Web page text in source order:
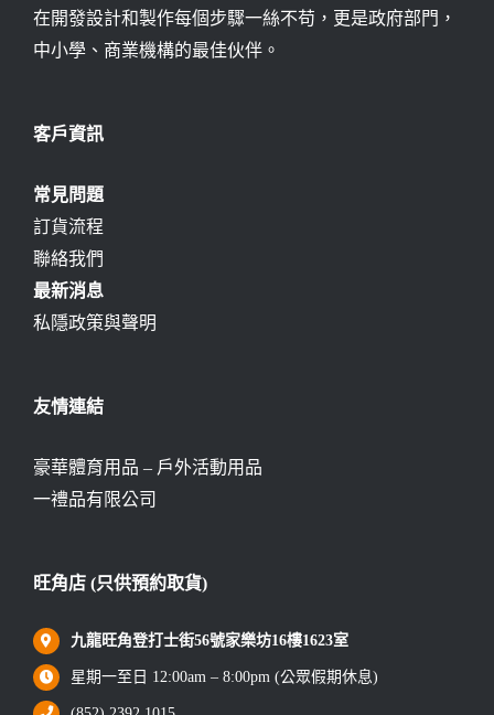
在開發設計和製作每個步驟一絲不苟，更是政府部門，
中小學、商業機構的最佳伙伴。
客戶資訊
常見問題
訂貨流程
聯絡我們
最新消息
私隱政策與聲明
友情連結
豪華體育用品 – 戶外活動用品
一禮品有限公司
旺角店 (只供預約取貨)
九龍旺角登打士街56號家樂坊16樓1623室
星期一至日 12:00am – 8:00pm (公眾假期休息)